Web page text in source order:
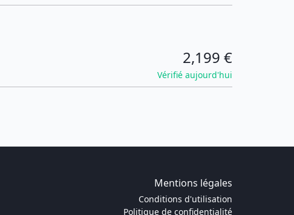
2,199 €
Vérifié aujourd'hui
Mentions légales
Conditions d'utilisation
Politique de confidentialité